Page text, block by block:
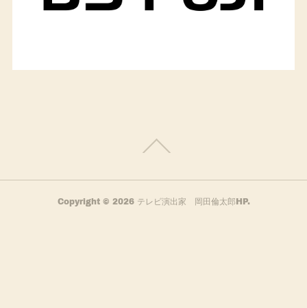
Copyright © 2026 テレビ演出家 岡田倫太郎HP.